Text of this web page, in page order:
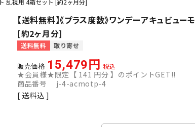
乱視用 4箱セット [約2ヶ月分]
【送料無料】《プラス度数》ワンデーアキュビュ
[約2ヶ月分]
送料無料 取り寄せ
販売価格 15,479 税込
★会員様★限定【 141 円分 】のポイントGET!!
商品番号
j-4-acmotp-4
送料込